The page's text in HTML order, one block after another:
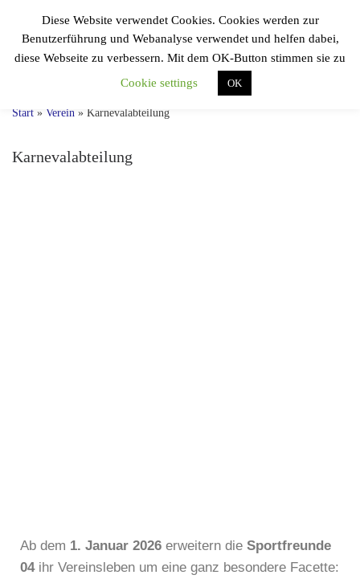
Zum Inhalt springen
F.F.V.
Sportfreunde 04
Search
Start » Verein » Karnevalabteilung
Karnevalabteilung
Ab dem 1. Januar 2026 erweitern die Sportfreunde
04ihr Vereinsleben um eine ganz besondere Facette:
Diese Website verwendet Cookies. Cookies werden zur
Benutzerführung und Webanalyse verwendet und helfen dabei,
diese Webseite zu verbessern. Mit dem OK-Button stimmen sie zu
Cookie settings
OK